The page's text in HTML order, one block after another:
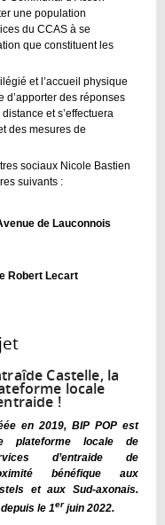
une population
du CCAS à se
que constituent les
et l’accueil physique
d’apporter des réponses
et s’effectuera
des mesures de
sociaux Nicole Bastien
suivants :
de Lauconnois
Robert Lecart
:
Castelle, la
locale
!
en 2019, BIP POP est
plateforme locale de
d’entraide de
bénéfique aux
et aux Sud-axonais.
le 1erjuin 2022.